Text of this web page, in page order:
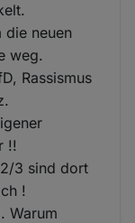
die neuen
weg.
Rassismus
!!
3 sind dort
!
Warum